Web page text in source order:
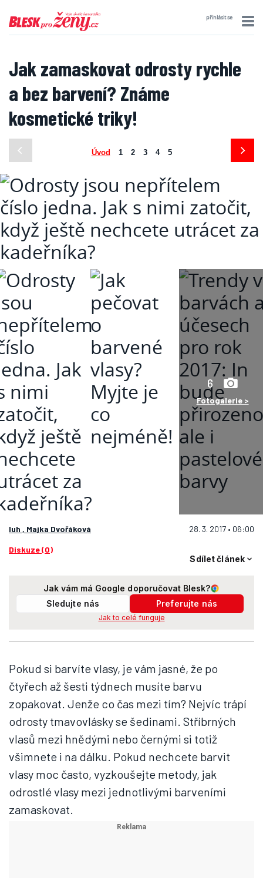
přihlásit se
Jak zamaskovat odrosty rychle
a bez barvení? Známe
kosmetické triky!
Úvod 1 2 3 4 5
6
Fotogalerie >
luh , Majka Dvořáková 28. 3. 2017 • 06:00
Diskuze (0)
Sdílet článek
Jak vám má Google doporučovat Blesk?
Sledujte nás
Preferujte nás
Jak to celé funguje
Pokud si barvíte vlasy, je vám jasné, že po
čtyřech až šesti týdnech musíte barvu
zopakovat. Jenže co čas mezi tím? Nejvíc trápí
odrosty tmavovlásky se šedinami. Stříbrných
vlasů mezi hnědými nebo černými si totiž
všimnete i na dálku. Pokud nechcete barvit
vlasy moc často, vyzkoušejte metody, jak
odrostlé vlasy mezi jednotlivými barveními
zamaskovat.